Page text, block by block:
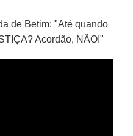
de Betim: "Até quando
Acordão, NÃO!"